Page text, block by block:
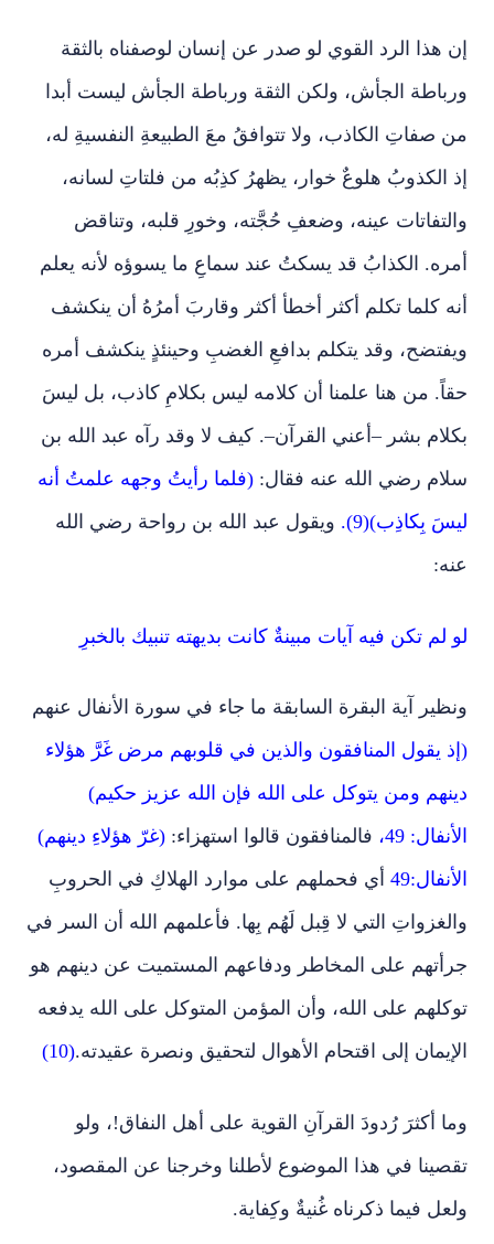
إن هذا الرد القوي لو صدر عن إنسان لوصفناه بالثقة
ورباطة الجأش، ولكن الثقة ورباطة الجأش ليست أبدا
من صفاتِ الكاذب، ولا تتوافقُ معَ الطبيعةِ النفسيةِ له،
إذ الكذوبُ هلوعٌ خوار، يظهرُ كذِبُه من فلتاتِ لسانه،
والتفاتات عينه، وضعفِ حُجَّته، وخورِ قلبه، وتناقض
أمره. الكذابُ قد يسكتُ عند سماعِ ما يسوؤه لأنه يعلم
أنه كلما تكلم أكثر أخطأ أكثر وقاربَ أمرُهُ أن ينكشف
ويفتضح، وقد يتكلم بدافعِ الغضبِ وحينئذٍ ينكشف أمره
حقاً. من هنا علمنا أن كلامه ليس بكلامِ كاذب، بل ليسَ
بكلام بشر –أعني القرآن–. كيف لا وقد رآه عبد الله بن
سلام رضي الله عنه فقال: (فلما رأيتُ وجهه علمتُ أنه
ليسَ بِكاذِب)(9).
ويقول عبد الله بن رواحة رضي الله
عنه:
لو لم تكن فيه آيات مبينةٌ كانت بديهته تنبيك بالخبرِ
ونظير آية البقرة السابقة ما جاء في سورة الأنفال عنهم
(إذ يقول المنافقون والذين في قلوبهم مرض غَرَّ هؤلاء
دينهم ومن يتوكل على الله فإن الله عزيز حكيم)
الأنفال: 49،
فالمنافقون قالوا استهزاء: (غرّ هؤلاءِ دينهم)
الأنفال:49
أي فحملهم على موارد الهلاكِ في الحروبِ
والغزواتِ التي لا قِبل لَهُم بِها. فأعلمهم الله أن السر في
جرأتهم على المخاطر ودفاعهم المستميت عن دينهم هو
توكلهم على الله، وأن المؤمن المتوكل على الله يدفعه
الإيمان إلى اقتحام الأهوال لتحقيق ونصرة عقيدته.(10)
وما أكثرَ رُدودَ القرآنِ القوية على أهل النفاق!، ولو
تقصينا في هذا الموضوع لأطلنا وخرجنا عن المقصود،
ولعل فيما ذكرناه غُنيةٌ وكِفاية.